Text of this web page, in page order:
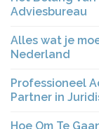
Adviesbureau
Alles wat je
Nederland
Professioneel
Partner in
Hoe Om Te